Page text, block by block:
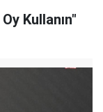
Kullanın"